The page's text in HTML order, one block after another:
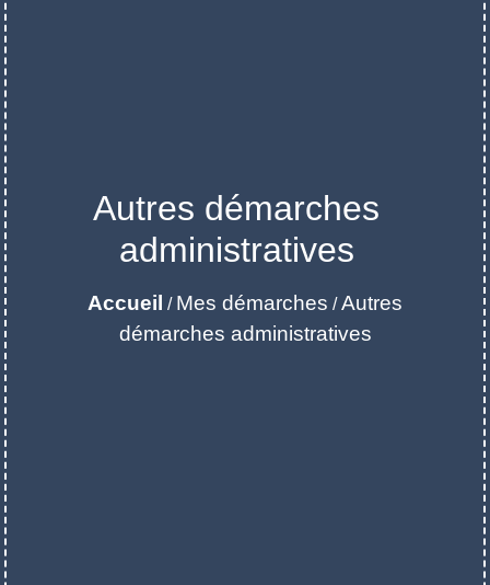
Autres démarches
administratives
Accueil / Mes démarches /Autres
démarches administratives